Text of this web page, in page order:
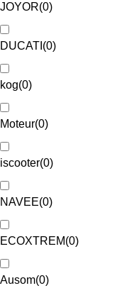
JOYOR(0)
DUCATI (0)
kog(0)
Moteur(0)
iscooter(0)
NAVEE(0)
ECOXTREM(0)
Ausom(0)